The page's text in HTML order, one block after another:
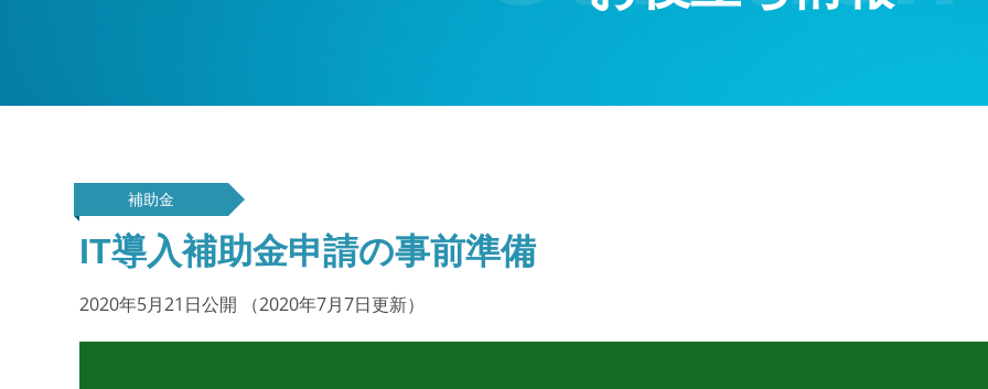
補助金
IT導入補助金申請の事前準備
2020年5月21日公開 （2020年7月7日更新）